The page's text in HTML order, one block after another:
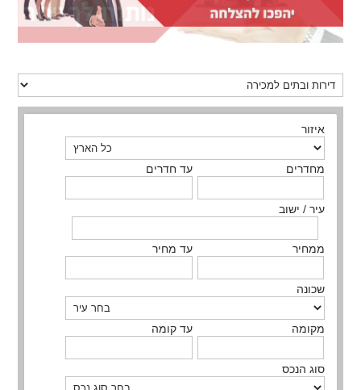
איזור
מחדרים עד חדרים
עיר / ישוב
ממחיר עד מחיר
שכונה
מקומה עד קומה
סוג הנכס